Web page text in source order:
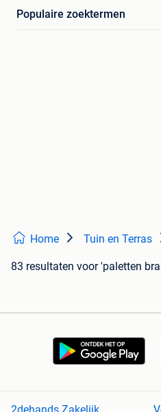
Populaire zoektermen
Home Tuin en Terras
83 resultaten voor 'paletten